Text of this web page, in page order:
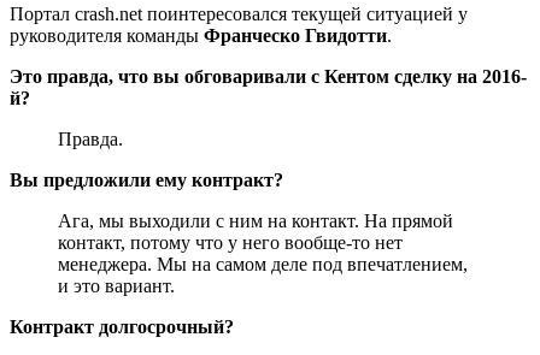
Портал crash.net поинтересовался текущей ситуацией у
руководителя команды Франческо Гвидотти.
Это правда, что вы обговаривали с Кентом сделку на 2016-
й?
Правда.
Вы предложили ему контракт?
Ага, мы выходили с ним на контакт. На прямой
контакт, потому что у него вообще-то нет
менеджера. Мы на самом деле под впечатлением,
и это вариант.
Контракт долгосрочный?